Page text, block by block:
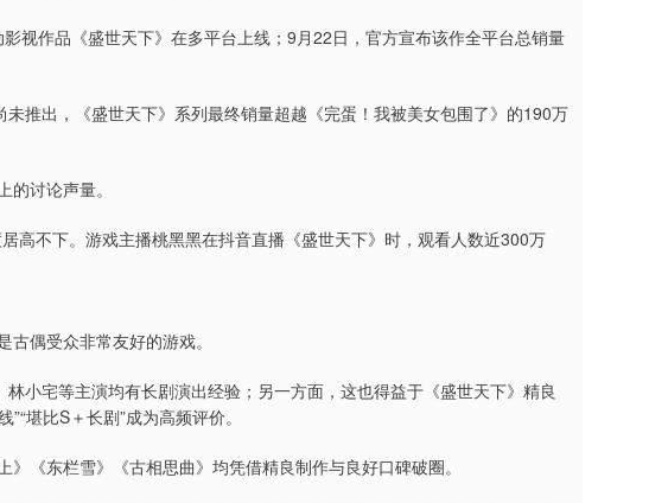
视作品《盛世天下》在多平台上线；9月22日，官方宣布该作全平台总销量
推出，《盛世天下》系列最终销量超越《完蛋！我被美女包围了》的190万
讨论声量。
高不下。游戏主播桃黑黑在抖音直播《盛世天下》时，观看人数近300万
偶受众非常友好的游戏。
小宅等主演均有长剧演出经验；另一方面，这也得益于《盛世天下》精良
堪比S＋长剧”成为高频评价。
《东栏雪》《古相思曲》均凭借精良制作与良好口碑破圈。